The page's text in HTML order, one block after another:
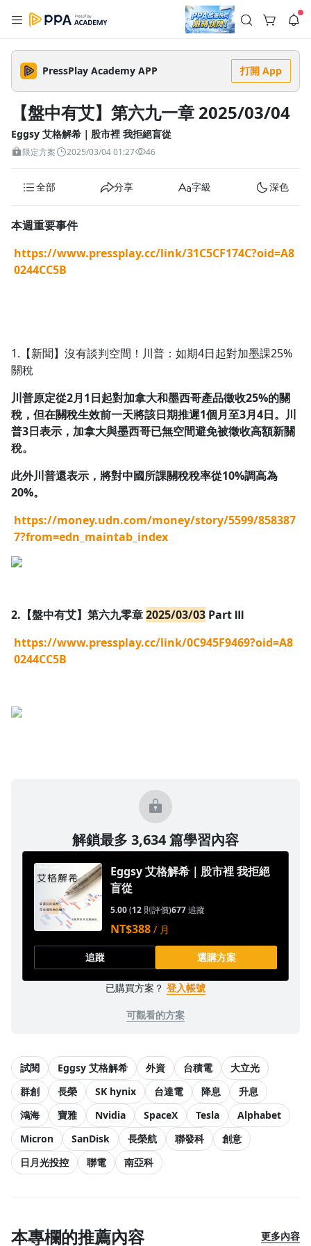
註冊領取 上千元優惠券！
公告
🌞 PPA 避暑津貼．冷氣房升級｜期間快閃活動
🥵 酷暑限時快閃｜單筆滿 NT$2,500 現折 NT$300、再贈最高
2% 點數回饋！🚀 酷暑來襲．偷偷在冷氣房升級 📈⭐️ 【冷氣房
進修 限時開跑】◾單筆滿 NT$2,500 現折 NT$300◾活動期間：
即日起 - 8/13（只有一週）-📣 酷暑季好康 \ 再加碼 /→ 點數回饋
無上限🔥購買任一課程 or 訂閱✅ 消費即享回饋 1% 點數✅ 滿
$5,000 回饋 2% 點數🎁 此為 PPA 官方帳號 Line@ 專屬活動，加
2 天前
查看全部
PressPlay Academy APP 打開 App
【盤中有艾】第六九一章 2025/03/04
Eggsy 艾格解希｜股市裡 我拒絕盲從
限定方案 2025/03/04 01:27 46
全部 分享 字級 深色
本週重要事件
https://www.pressplay.cc/link/31C5CF174C?oid=A8
0244CC5B
1.【新聞】沒有談判空間！川普：如期4日起對加墨課25%
關稅
川普原定從2月1日起對加拿大和墨西哥產品徵收25%的關
稅，但在關稅生效前一天將該日期推遲1個月至3月4日。川
普3日表示，加拿大與墨西哥已無空間避免被徵收高額新關
稅。
此外川普還表示，將對中國所課關稅稅率從10%調高為
20%。
https://money.udn.com/money/story/5599/858387
7?from=edn_maintab_index
2.【盤中有艾】第六九零章2025/03/03 Part Ⅲ
https://www.pressplay.cc/link/0C945F9469?oid=A8
0244CC5B
解鎖最多 3,634 篇學習內容
Eggsy 艾格解希｜股市裡 我拒絕
盲從
5.00(12 則評價)677追蹤
NT$388 / 月
追蹤 選購方案
已購買方案？ 登入帳號
可觀看的方案
試閱 Eggsy 艾格解希 外資 台積電
大立光
群創
長榮 SK hynix 台達電 降息
升息
鴻海
寶雅 Nvidia SpaceX Tesla
Alphabet
Micron
SanDisk 長榮航 聯發科
創意
日月光投控
聯電 南亞科
本專欄的推薦內容 更多內容
--:-- --:--
播放速度
0.75x
追蹤列表 播放清單
去逛逛
返回播放器